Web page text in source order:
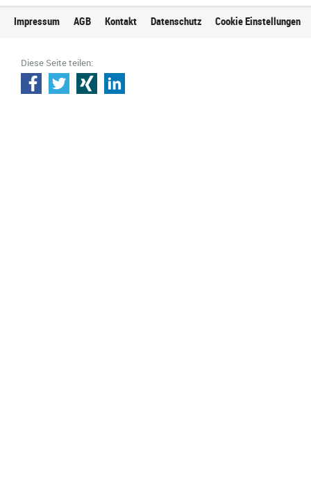
Impressum AGB Kontakt Datenschutz Cookie Einstellungen
Diese Seite teilen: